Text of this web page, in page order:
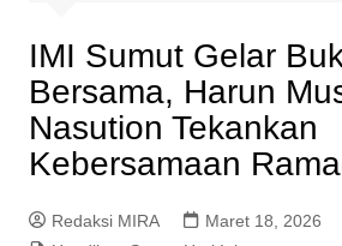
IMI Sumut Gelar
Bersama, Harun
Nasution Tekankan
Kebersamaan
Redaksi MIRA Maret 18, 2026